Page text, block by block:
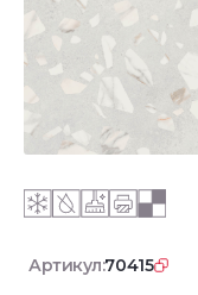
Артикул:70415